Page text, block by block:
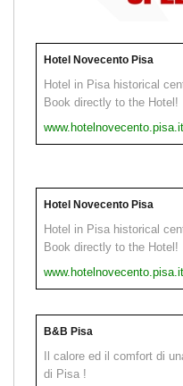
Hotel Novecento Pisa
Hotel in Pisa historical
Book directly to the Hotel!
www.hotelnovecento.pisa.it
Hotel Novecento Pisa
Hotel in Pisa historical
Book directly to the Hotel!
www.hotelnovecento.pisa.it
B&B Pisa
Il calore ed il comfort di
di Pisa !